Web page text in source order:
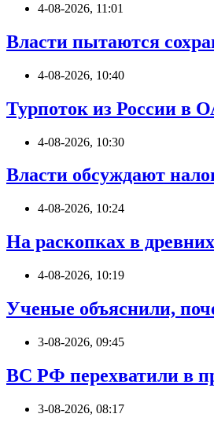
4-08-2026, 11:01
Власти пытаются
4-08-2026, 10:40
Турпоток из России в
4-08-2026, 10:30
Власти обсуждают
4-08-2026, 10:24
На раскопках в
4-08-2026, 10:19
Ученые объяснили,
3-08-2026, 09:45
ВС РФ перехватили в
3-08-2026, 08:17